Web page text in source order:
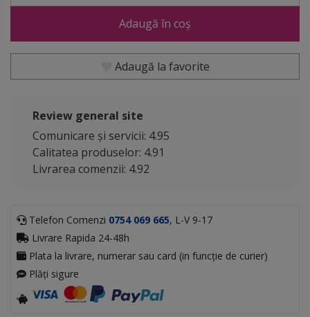
Adaugă în coș
Adaugă la favorite
Review general site
Comunicare și servicii: 4.95
Calitatea produselor: 4.91
Livrarea comenzii: 4.92
Telefon Comenzi 0754 069 665, L-V 9-17
Livrare Rapida 24-48h
Plata la livrare, numerar sau card (in funcție de curier)
Plăți sigure